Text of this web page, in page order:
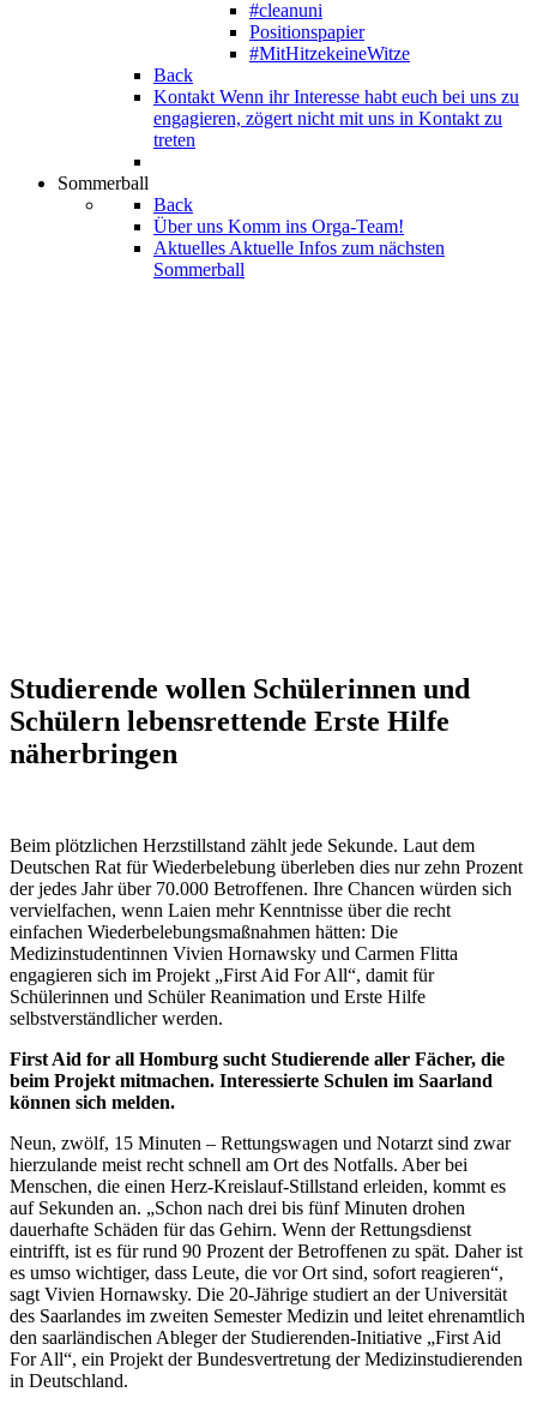
#cleanuni
Positionspapier
#MitHitzekeineWitze
Back
Kontakt Wenn ihr Interesse habt euch bei uns zu
engagieren, zögert nicht mit uns in Kontakt zu
treten
Sommerball
Back
Über uns Komm ins Orga-Team!
AktuellesAktuelle Infos zum nächsten
Sommerball
Studierende wollen Schülerinnen und
Schülern lebensrettende Erste Hilfe
näherbringen
Beim plötzlichen Herzstillstand zählt jede Sekunde. Laut dem
Deutschen Rat für Wiederbelebung überleben dies nur zehn Prozent
der jedes Jahr über 70.000 Betroffenen. Ihre Chancen würden sich
vervielfachen, wenn Laien mehr Kenntnisse über die recht
einfachen Wiederbelebungsmaßnahmen hätten: Die
Medizinstudentinnen Vivien Hornawsky und Carmen Flitta
engagieren sich im Projekt „First Aid For All“, damit für
Schülerinnen und Schüler Reanimation und Erste Hilfe
selbstverständlicher werden.
First Aid for all Homburg sucht Studierende aller Fächer, die
beim Projekt mitmachen. Interessierte Schulen im Saarland
können sich melden.
Neun, zwölf, 15 Minuten – Rettungswagen und Notarzt sind zwar
hierzulande meist recht schnell am Ort des Notfalls. Aber bei
Menschen, die einen Herz-Kreislauf-Stillstand erleiden, kommt es
auf Sekunden an. „Schon nach drei bis fünf Minuten drohen
dauerhafte Schäden für das Gehirn. Wenn der Rettungsdienst
eintrifft, ist es für rund 90 Prozent der Betroffenen zu spät. Daher ist
es umso wichtiger, dass Leute, die vor Ort sind, sofort reagieren“,
sagt Vivien Hornawsky. Die 20-Jährige studiert an der Universität
des Saarlandes im zweiten Semester Medizin und leitet ehrenamtlich
den saarländischen Ableger der Studierenden-Initiative „First Aid
For All“, ein Projekt der Bundesvertretung der Medizinstudierenden
in Deutschland.